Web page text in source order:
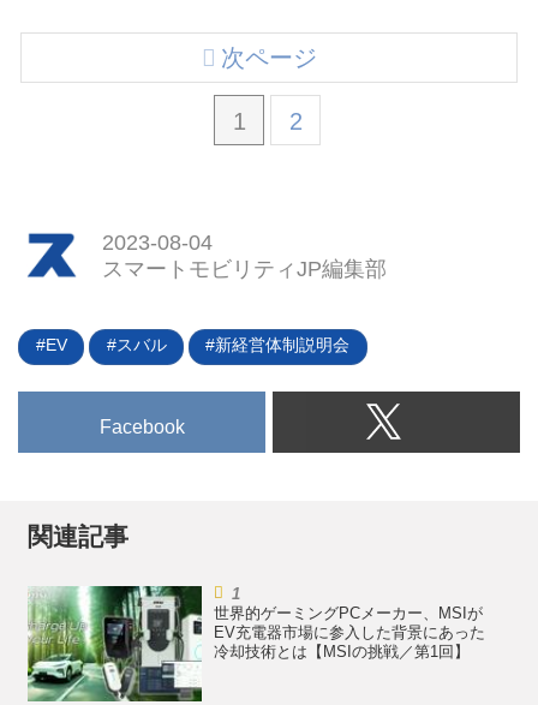
1 2
次ページ
2023-08-04
スマートモビリティJP編集部
EV スバル 新経営体制説明会
Facebook
関連記事
世界的ゲーミングPCメーカー、MSIが
EV充電器市場に参入した背景にあった
冷却技術とは【MSIの挑戦／第1回】